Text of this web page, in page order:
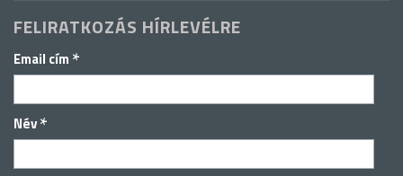
FELIRATKOZÁS HÍRLEVÉLRE
Email cím *
Név*